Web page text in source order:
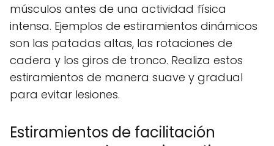
músculos antes de una actividad física
intensa. Ejemplos de estiramientos dinámicos
son las patadas altas, las rotaciones de
cadera y los giros de tronco. Realiza estos
estiramientos de manera suave y gradual
para evitar lesiones.
Estiramientos de facilitación